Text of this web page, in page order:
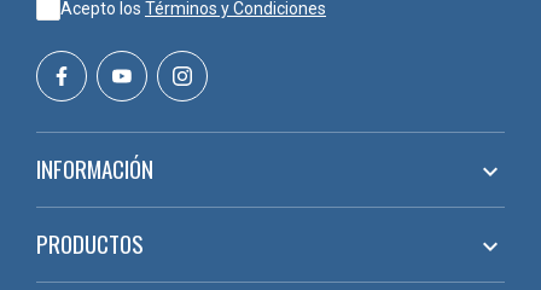
Acepto los Términos y Condiciones
INFORMACIÓN 
PRODUCTOS 